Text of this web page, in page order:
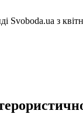
Svoboda.ua з